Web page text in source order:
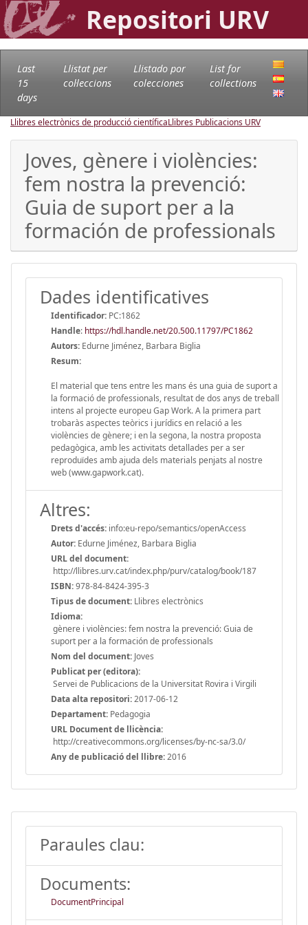
Repositori URV
Last
15
days
Llistat per
col·leccions
Llistado por
colecciones
List for
collections
Llibres electrònics de producció científicaLlibres Publicacions URV
Joves, gènere i violències:
fem nostra la prevenció:
Guia de suport per a la
formación de professionals
Dades identificatives
Identificador: PC:1862
Handle: https://hdl.handle.net/20.500.11797/PC1862
Autors: Edurne Jiménez, Barbara Biglia
Resum:
El material que tens entre les mans és una guia de suport a
la formació de professionals, resultat de dos anys de treball
intens al projecte europeu Gap Work. A la primera part
trobaràs aspectes teòrics i jurídics en relació a les
violències de gènere; i en la segona, la nostra proposta
pedagògica, amb les activitats detallades per a ser
reproduïdes amb ajuda dels materials penjats al nostre
web (www.gapwork.cat).
Altres:
Drets d'accés: info:eu-repo/semantics/openAccess
Autor: Edurne Jiménez, Barbara Biglia
URL del document:
http://llibres.urv.cat/index.php/purv/catalog/book/187
ISBN:978-84-8424-395-3
Tipus de document: Llibres electrònics
Idioma:
gènere i violències: fem nostra la prevenció: Guia de
suport per a la formación de professionals
Nom del document: Joves
Publicat per (editora):
Servei de Publicacions de la Universitat Rovira i Virgili
Data alta repositori:2017-06-12
Departament: Pedagogia
URL Document de llicència:
http://creativecommons.org/licenses/by-nc-sa/3.0/
Any de publicació del llibre:2016
Paraules clau:
Documents:
DocumentPrincipal